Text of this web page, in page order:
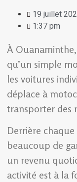
19 juillet
1:37 pm
À
qu’un simple
les voitures
déplace à
transporter des
Derrière
beaucoup de
un revenu
activité est à la